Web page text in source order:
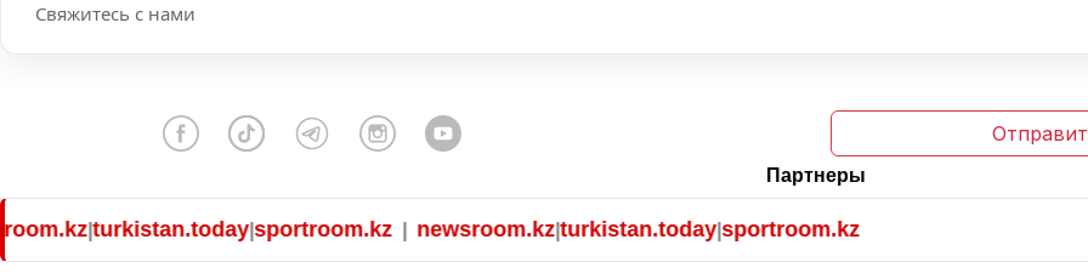
Свяжитесь с нами
Партнеры
newsroom.kz|turkistan.today|sportroom.kz|newsroom.kz|turkistan.today